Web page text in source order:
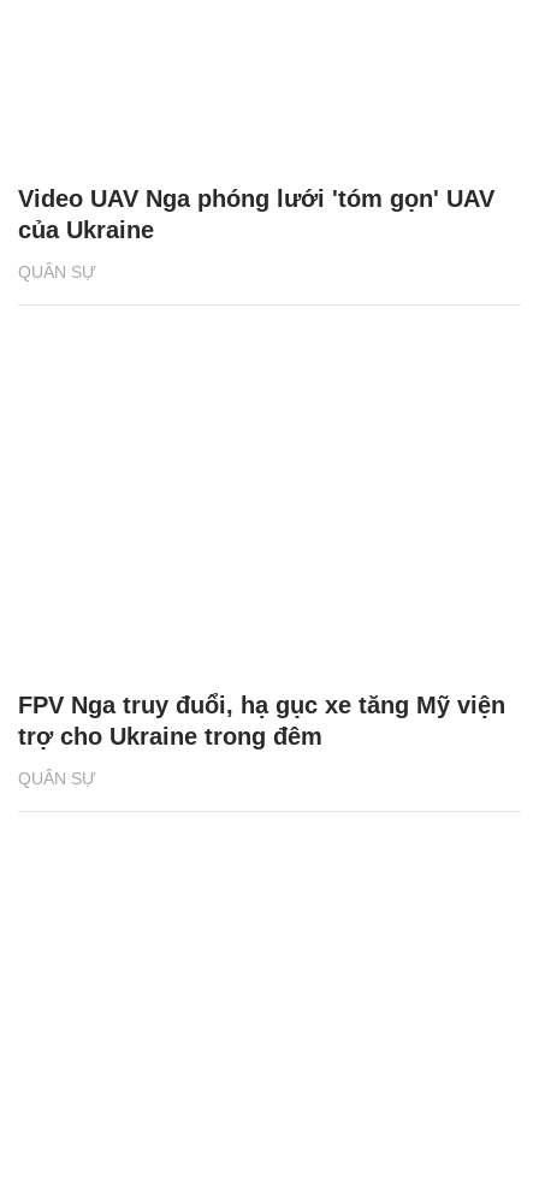
QUÂN SỰ
Video UAV Nga phóng lưới 'tóm gọn' UAV
của Ukraine
QUÂN SỰ
FPV Nga truy đuổi, hạ gục xe tăng Mỹ viện
trợ cho Ukraine trong đêm